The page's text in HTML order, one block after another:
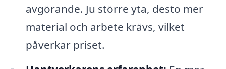
avgörande. Ju större yta, desto mer
material och arbete krävs, vilket
påverkar priset.